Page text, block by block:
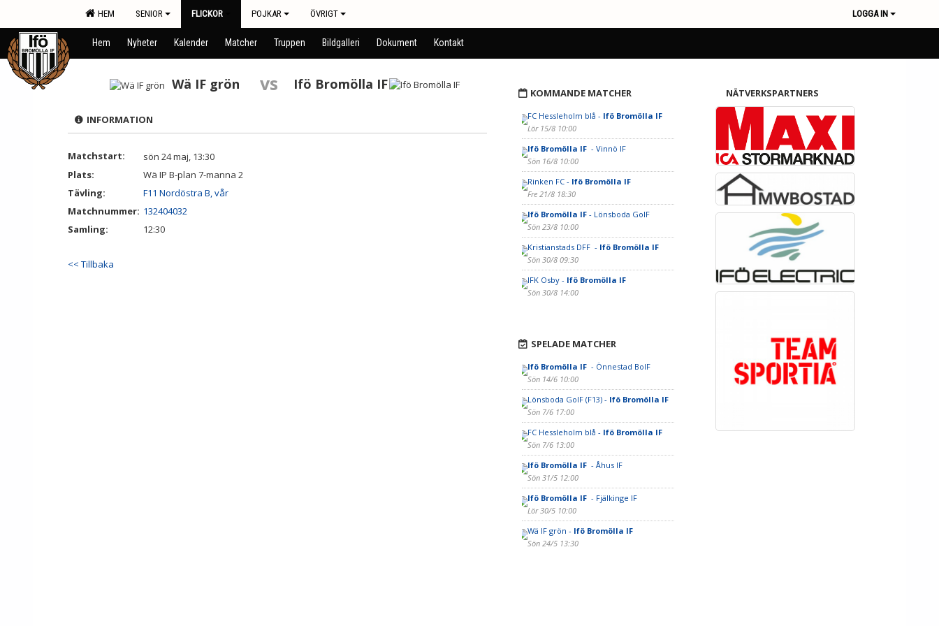
HEM SENIOR FLICKOR POJKAR ÖVRIGT LOGGA IN
Hem Nyheter Kalender Matcher Truppen Bildgalleri Dokument Kontakt
Wä IF grön vs Ifö Bromölla IF
INFORMATION
Matchstart:
sön 24 maj, 13:30
Plats:
Wä IP B-plan 7-manna 2
Tävling:
F11 Nordöstra B, vår
Matchnummer: 132404032
Samling:
12:30
<< Tillbaka
KOMMANDE MATCHER
FC Hessleholm blå - Ifö Bromölla IF
Lör 15/8 10:00
Ifö Bromölla IF - Vinnö IF
Sön 16/8 10:00
Rinken FC - Ifö Bromölla IF
Fre 21/8 18:30
Ifö Bromölla IF- Lönsboda GoIF
Sön 23/8 10:00
Kristianstads DFF - Ifö Bromölla IF
Sön 30/8 09:30
IFK Osby - Ifö Bromölla IF
Sön 30/8 14:00
SPELADE MATCHER
Ifö Bromölla IF - Önnestad BoIF
Sön 14/6 10:00
Lönsboda GoIF (F13) - Ifö Bromölla IF
Sön 7/6 17:00
FC Hessleholm blå - Ifö Bromölla IF
Sön 7/6 13:00
Ifö Bromölla IF - Åhus IF
Sön 31/5 12:00
Ifö Bromölla IF - Fjälkinge IF
Lör 30/5 10:00
Wä IF grön - Ifö Bromölla IF
Sön 24/5 13:30
NÄTVERKSPARTNERS